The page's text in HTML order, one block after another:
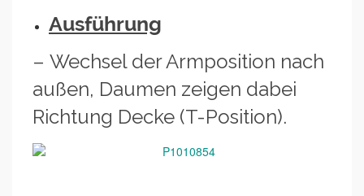
Ausführung
– Wechsel der Armposition nach
außen, Daumen zeigen dabei
Richtung Decke (T-Position).